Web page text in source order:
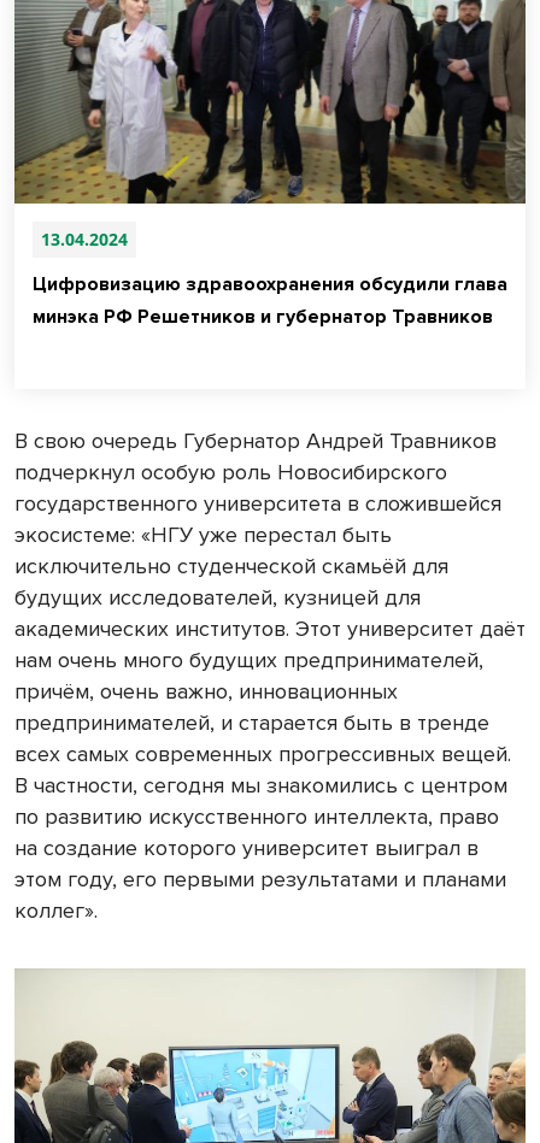
13.04.2024
Цифровизацию здравоохранения обсудили глава
минэка РФ Решетников и губернатор Травников
В свою очередь Губернатор Андрей Травников
подчеркнул особую роль Новосибирского
государственного университета в сложившейся
экосистеме: «НГУ уже перестал быть
исключительно студенческой скамьёй для
будущих исследователей, кузницей для
академических институтов. Этот университет даёт
нам очень много будущих предпринимателей,
причём, очень важно, инновационных
предпринимателей, и старается быть в тренде
всех самых современных прогрессивных вещей.
В частности, сегодня мы знакомились с центром
по развитию искусственного интеллекта, право
на создание которого университет выиграл в
этом году, его первыми результатами и планами
коллег».